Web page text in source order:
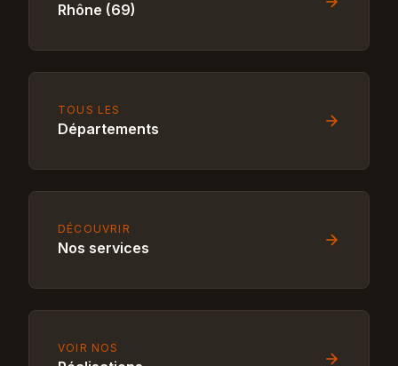
Rhône (69)
TOUS LES
Départements
DÉCOUVRIR
Nos services
VOIR NOS